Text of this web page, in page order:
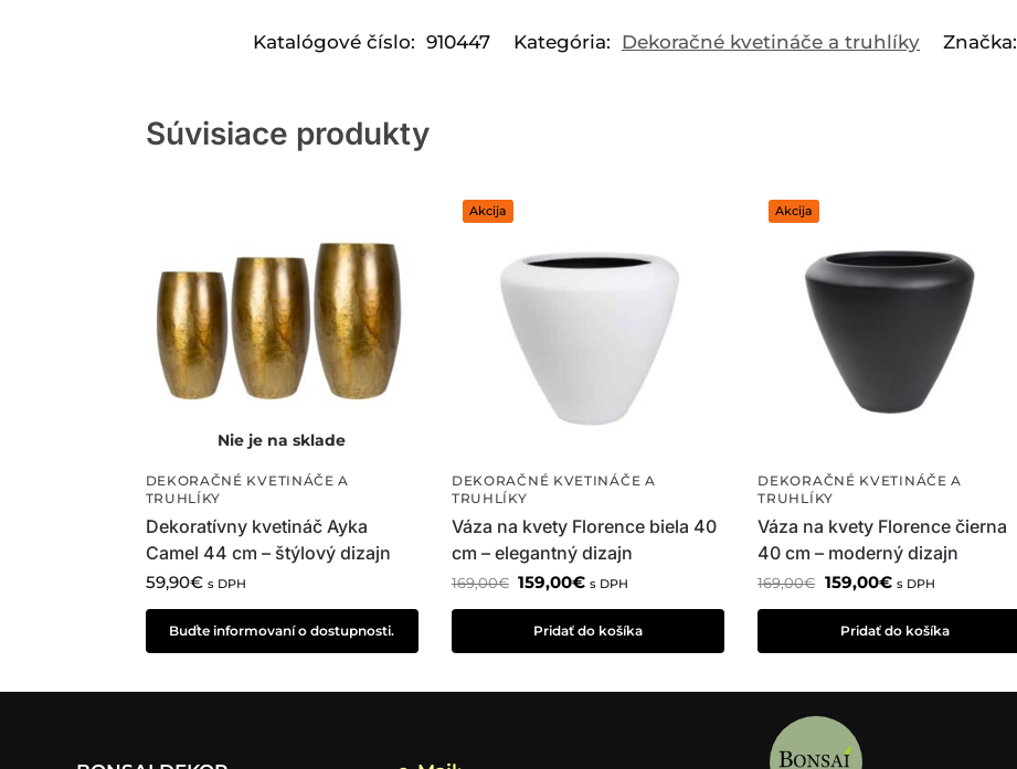
Katalógové číslo: 910447 Kategória: Dekoračné kvetináče a truhlíky Značka:
Súvisiace produkty
DEKORAČNÉ KVETINÁČE A
TRUHLÍKY
Dekoratívny kvetináč Ayka
Camel 44 cm – štýlový dizajn
59,90€ s DPH
Buďte informovaní o dostupnosti.
Akcija
DEKORAČNÉ KVETINÁČE A
TRUHLÍKY
Váza na kvety Florence biela 40
cm – elegantný dizajn
169,00€ 159,00€ s DPH
Pridať do košíka
Akcija
DEKORAČNÉ KVETINÁČE A
TRUHLÍKY
Váza na kvety Florence čierna
40 cm – moderný dizajn
169,00€ 159,00€ s DPH
Pridať do košíka